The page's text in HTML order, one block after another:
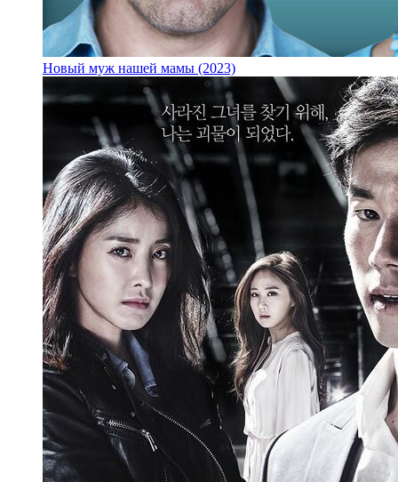
Новый муж нашей мамы (2023)